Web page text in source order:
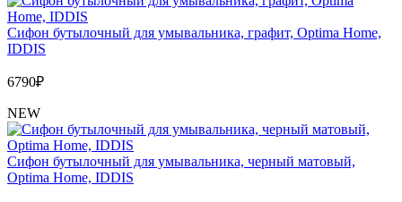
Сифон бутылочный для умывальника, графит, Optima Home,
IDDIS
6790₽
NEW
Сифон бутылочный для умывальника, черный матовый,
Optima Home, IDDIS